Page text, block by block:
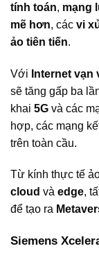
tính toán, mạng
mẽ hơn, các vi
ảo tiên tiến.
Với Internet vạn
sẽ tăng gấp ba
khai 5G và các
hợp, các mạng
trên toàn cầu.
Từ kính thực tế
cloud và edge,
để tạo ra
Siemens